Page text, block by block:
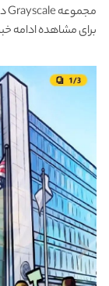
مجموعه Grayscale در تلاش برای به چالش کشیدن ETF بیت کوین
برای مشاهده ادامه